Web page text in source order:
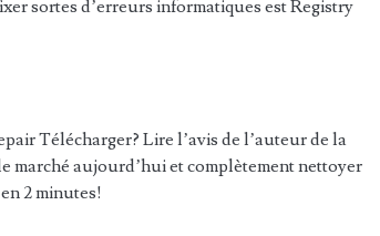
sortes d’erreurs informatiques est Registry
Télécharger? Lire l’avis de l’auteur de la
marché aujourd’hui et complètement nettoyer
2 minutes!